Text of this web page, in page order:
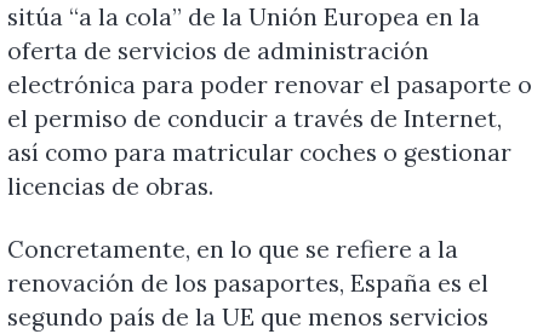
sitúa “a la cola” de la Unión Europea en la
oferta de servicios de administración
electrónica para poder renovar el pasaporte o
el permiso de conducir a través de Internet,
así como para matricular coches o gestionar
licencias de obras.
Concretamente, en lo que se refiere a la
renovación de los pasaportes, España es el
segundo país de la UE que menos servicios